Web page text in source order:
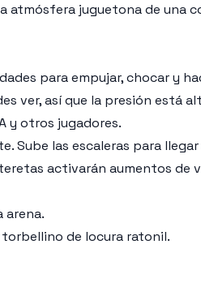
atmósfera juguetona de una
para empujar, chocar y
ver, así que la presión está
y otros jugadores.
Sube las escaleras para llegar
activarán aumentos
arena.
de locura ratonil.